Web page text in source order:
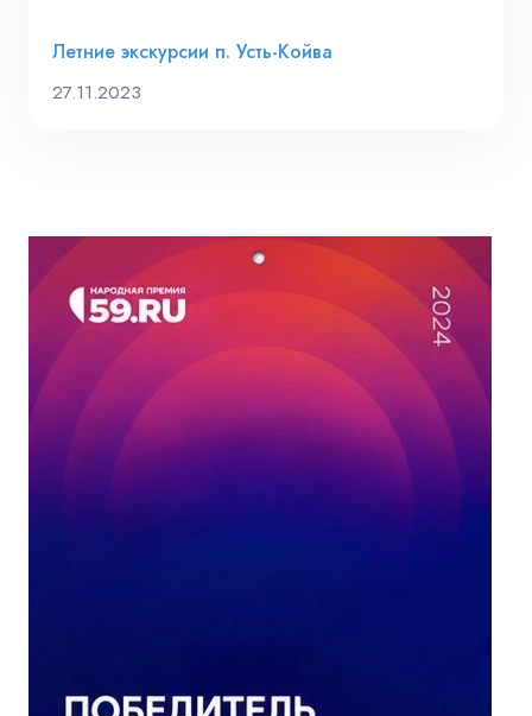
Летние экскурсии п. Усть-Койва
27.11.2023